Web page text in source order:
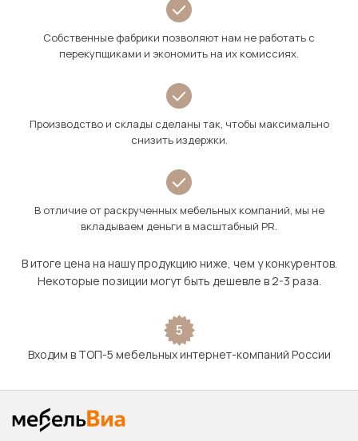
Собственные фабрики позволяют нам не работать с
перекупщиками и экономить на их комиссиях.
Производство и склады сделаны так, чтобы максимально
снизить издержки.
В отличие от раскрученных мебельных компаний, мы не
вкладываем деньги в масштабный PR.
В итоге цена на нашу продукцию ниже, чем у конкурентов.
Некоторые позиции могут быть дешевле в 2-3 раза.
5
Входим в ТОП-5 мебельных интернет-компаний России